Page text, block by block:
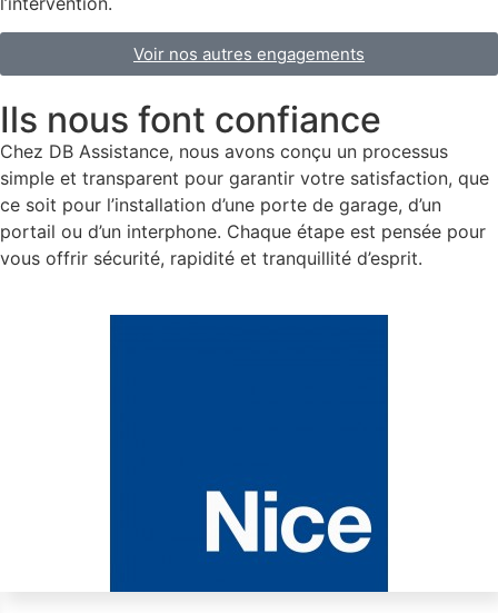
Voir nos autres engagements
Ils nous font confiance
Chez DB Assistance, nous avons conçu un processus
simple et transparent pour garantir votre satisfaction, que
ce soit pour l’installation d’une porte de garage, d’un
portail ou d’un interphone. Chaque étape est pensée pour
vous offrir sécurité, rapidité et tranquillité d’esprit.